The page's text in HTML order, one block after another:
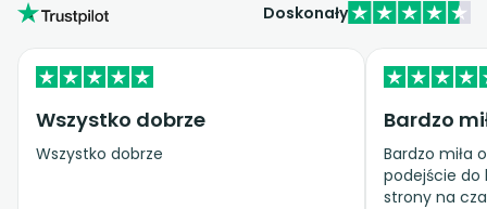
Doskonały
Wszystko dobrze
Wszystko dobrze
Bardzo
Bardzo miła
podejście do
strony na